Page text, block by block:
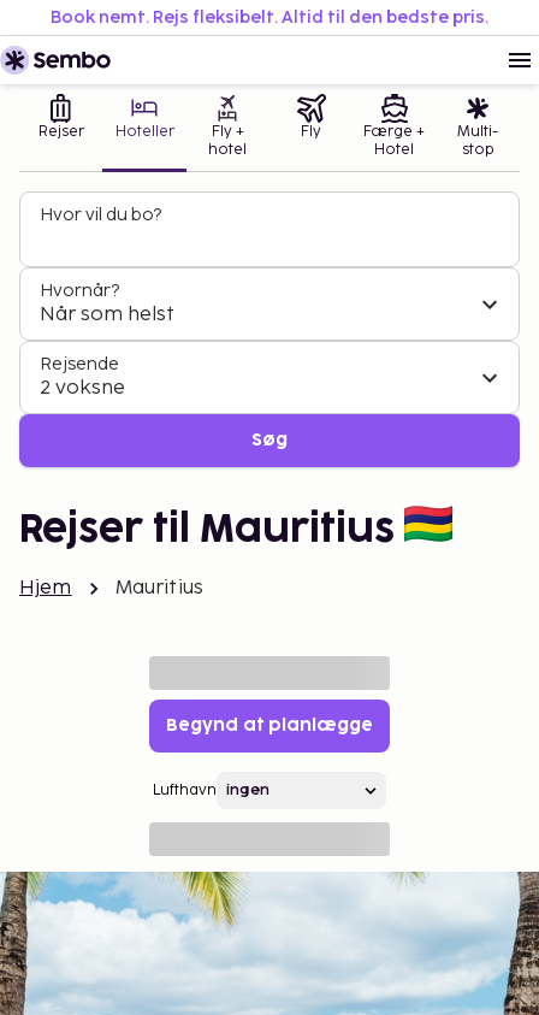
Book nemt. Rejs fleksibelt. Altid til den bedste pris.
Rejser Hoteller
Fly +
hotel
Fly
Færge +
Hotel
Multi-
stop
Hvor vil du bo?
Hvornår?
Når som helst
Rejsende
2 voksne
Søg
Rejser til Mauritius
Hjem Mauritius
Begynd at planlægge
Lufthavn